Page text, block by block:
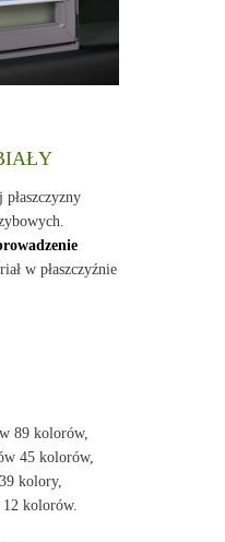
w płaszczyźnie
89 kolorów,
45 kolorów,
kolory,
kolorów.